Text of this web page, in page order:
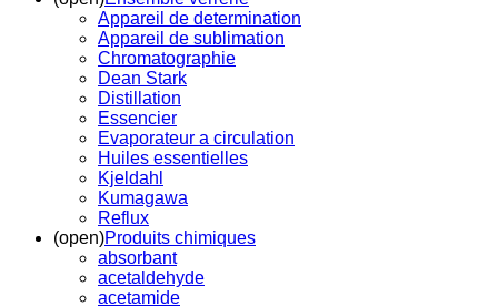
Appareil de determination
Appareil de sublimation
Chromatographie
Dean Stark
Distillation
Essencier
Evaporateur a circulation
Huiles essentielles
Kjeldahl
Kumagawa
Reflux
(open)Produits chimiques
absorbant
acetaldehyde
acetamide